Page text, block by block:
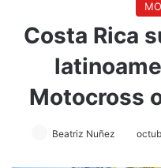
Costa Rica
Motocross
Beatriz Nuñez